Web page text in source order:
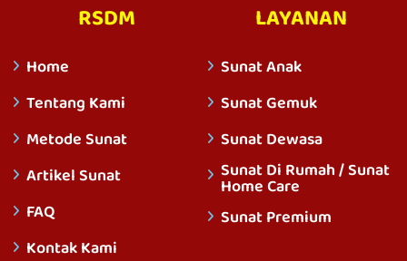
RSDM
Home
Tentang Kami
Metode Sunat
Artikel Sunat
FAQ
Kontak Kami
LAYANAN
Sunat Anak
Sunat Gemuk
Sunat Dewasa
Sunat Di Rumah / Sunat
Home Care
Sunat Premium